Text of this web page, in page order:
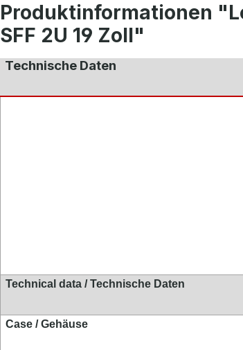
Produktinformationen
SFF 2U 19 Zoll"
Technische Daten
Technical data / Technische Daten
Case / Gehäuse